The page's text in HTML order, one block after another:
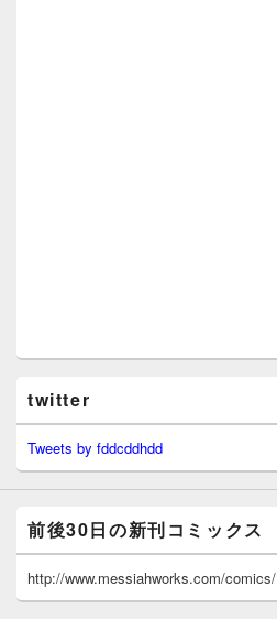
twitter
Tweets by fddcddhdd
前後30日の新刊コミックス
http://www.messiahworks.com/comics/